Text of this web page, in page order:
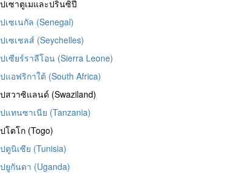
เซาตูเมและปรินซิปี
เซเนกัล (Senegal)
เซเชลส์ (Seychelles)
เซียร์ราลีโอน (Sierra Leone)
แอฟริกาใต้ (South Africa)
สวาซิแลนด์ (Swaziland)
แทนซาเนีย (Tanzania)
โตโก (Togo)
ตูนิเซีย (Tunisia)
ยูกันดา (Uganda)